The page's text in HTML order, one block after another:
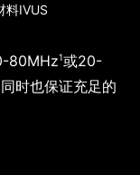
料IVUS
80MHz1或20-
时也保证充足的